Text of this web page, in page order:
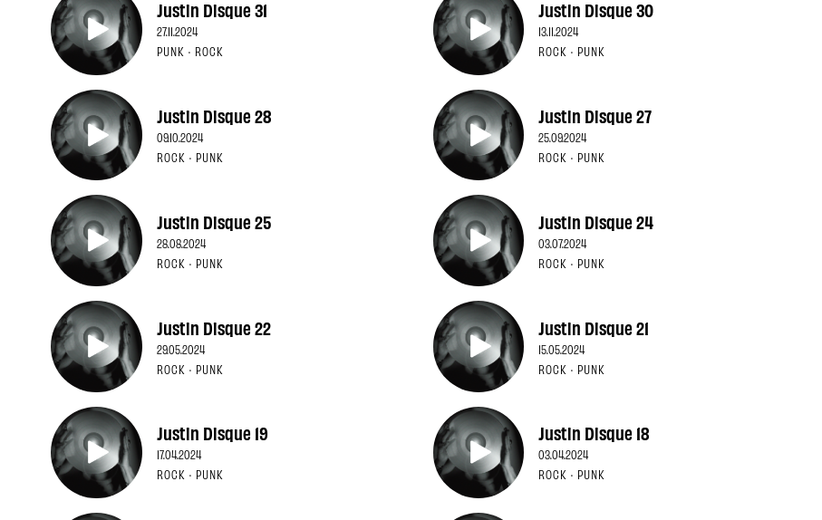
Justin Disque 31
27.11.2024
PUNK · ROCK
Justin Disque 30
13.11.2024
ROCK · PUNK
Justin Disque 28
09.10.2024
ROCK · PUNK
Justin Disque 27
25.09.2024
ROCK · PUNK
Justin Disque 25
28.08.2024
ROCK · PUNK
Justin Disque 24
03.07.2024
ROCK · PUNK
Justin Disque 22
29.05.2024
ROCK · PUNK
Justin Disque 21
15.05.2024
ROCK · PUNK
Justin Disque 19
17.04.2024
ROCK · PUNK
Justin Disque 18
03.04.2024
ROCK · PUNK